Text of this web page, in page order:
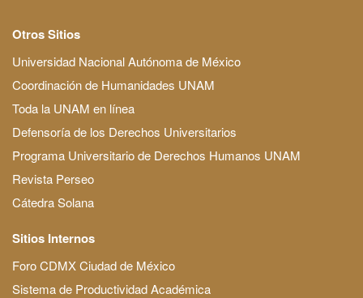
Otros Sitios
Universidad Nacional Autónoma de México
Coordinación de Humanidades UNAM
Toda la UNAM en línea
Defensoría de los Derechos Universitarios
Programa Universitario de Derechos Humanos UNAM
Revista Perseo
Cátedra Solana
Sitios Internos
Foro CDMX Ciudad de México
Sistema de Productividad Académica